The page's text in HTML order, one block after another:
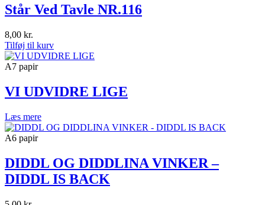
Står Ved Tavle NR.116
8,00 kr.
Tilføj til kurv
A7 papir
VI UDVIDRE LIGE
Læs mere
A6 papir
DIDDL OG DIDDLINA VINKER –
DIDDL IS BACK